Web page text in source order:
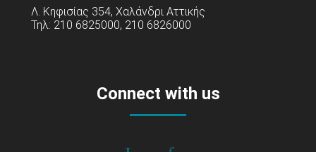
Λ. Κηφισίας 354, Χαλάνδρι Αττικής
Τηλ: 210 6825000, 210 6826000
Connect with us